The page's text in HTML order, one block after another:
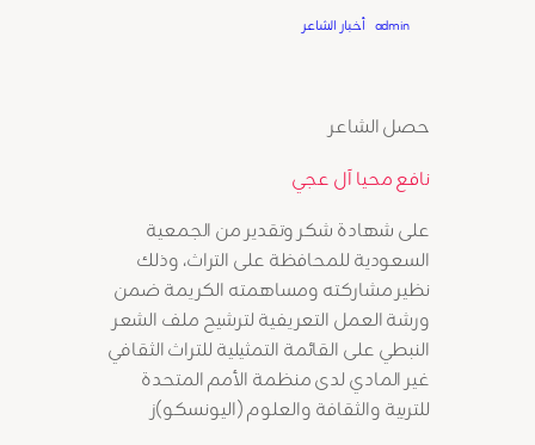
admin
inأخبار الشاعر
حصل الشاعر
نافع محيا آل عجي
على شهادة شكر وتقدير من الجمعية
السعودية للمحافظة على التراث، وذلك
نظير مشاركته ومساهمته الكريمة ضمن
ورشة العمل التعريفية لترشيح ملف الشعر
النبطي على القائمة التمثيلية للتراث الثقافي
غير المادي لدى منظمة الأمم المتحدة
للتربية والثقافة والعلوم (اليونسكو)ز